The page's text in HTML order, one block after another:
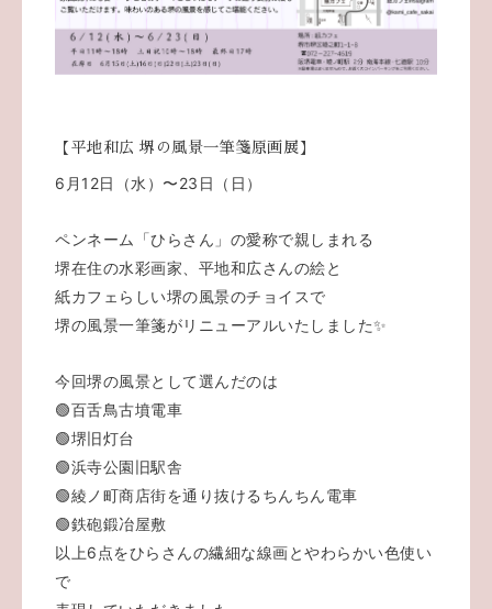
【平地和広 堺の風景一筆箋原画展】
6月12日（水）〜23日（日）
ペンネーム「ひらさん」の愛称で親しまれる
堺在住の水彩画家、平地和広さんの絵と
紙カフェらしい堺の風景のチョイスで
堺の風景一筆箋がリニューアルいたしました✨
今回堺の風景として選んだのは
🟢百舌鳥古墳電車
🟢堺旧灯台
🟢浜寺公園旧駅舎
🟢綾ノ町商店街を通り抜けるちんちん電車
🟢鉄砲鍛冶屋敷
以上6点をひらさんの繊細な線画とやわらかい色使い
で